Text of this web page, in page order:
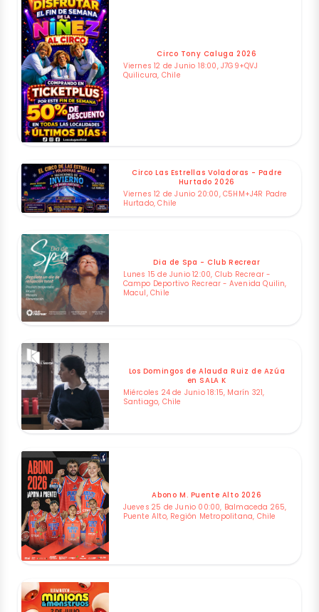
Circo Tony Caluga 2026
Viernes 12 de Junio 18:00, J7G9+QVJ
Quilicura, Chile
Circo Las Estrellas Voladoras - Padre
Hurtado 2026
Viernes 12 de Junio 20:00, C5HM+J4R Padre
Hurtado, Chile
Dia de Spa - Club Recrear
Lunes 15 de Junio 12:00, Club Recrear -
Campo Deportivo Recrear - Avenida Quilin,
Macul, Chile
Los Domingos de Alauda Ruiz de Azúa
en SALA K
Miércoles 24 de Junio 18:15, Marín 321,
Santiago, Chile
Abono M. Puente Alto 2026
Jueves 25 de Junio 00:00, Balmaceda 265,
Puente Alto, Región Metropolitana, Chile